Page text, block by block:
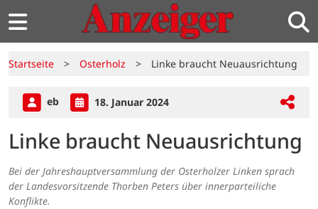
Startseite > Osterholz > Linke braucht Neuausrichtung
eb 18. Januar 2024
Linke braucht Neuausrichtung
Bei der Jahreshauptversammlung der Osterholzer Linken sprach
der Landesvorsitzende Thorben Peters über innerparteiliche
Konflikte.